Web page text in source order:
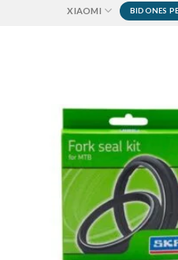
XIAOMI BIDONES